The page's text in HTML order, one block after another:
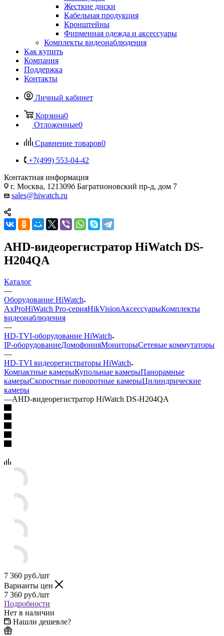
Жесткие диски
Кабельная продукция
Кронштейны
Фирменная одежда и аксессуары
Комплекты видеонаблюдения
Как купить
Компания
Поддержка
Контакты
Личный кабинет
Корзина0
Отложенные0
Сравнение товаров0
+7(499) 553-04-42
Контактная информация
г. Москва, 121309б Багратионовский пр-д, дом 7
sales@hiwatch.ru
AHD-видеорегистратор HiWatch DS-
H204QA
Каталог
—
Оборудование HiWatch
AxProHiWatch Pro-серияHikVisionАксессуарыКомплекты
видеонаблюдения
—
HD-TVI-оборудование HiWatch
IP-оборудованиеДомофонияМониторыСетевые коммутаторы
—
HD-TVI видеорегистраторы HiWatch
Компактные камерыКупольные камерыПанорамные
камерыСкоростные поворотные камерыЦилиндрические
камеры
—AHD-видеорегистратор HiWatch DS-H204QA
7 360 руб./шт
Варианты цен
7 360 руб./шт
Подробности
Нет в наличии
Нашли дешевле?